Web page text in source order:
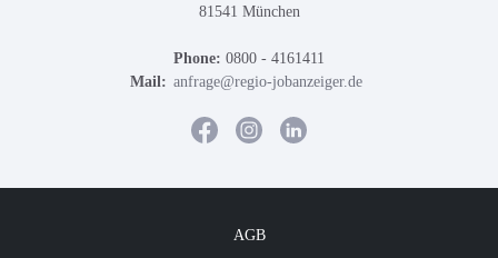
81541 München
Phone: 0800 - 4161411
Mail: anfrage@regio-jobanzeiger.de
AGB